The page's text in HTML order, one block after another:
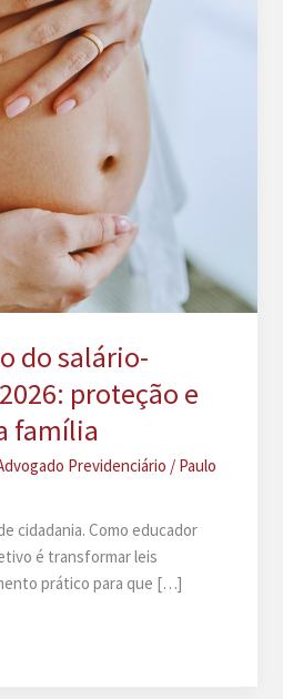
do salário-
proteção e
família
Previdenciário / Paulo
cidadania. Como educador
é transformar leis
prático para que […]